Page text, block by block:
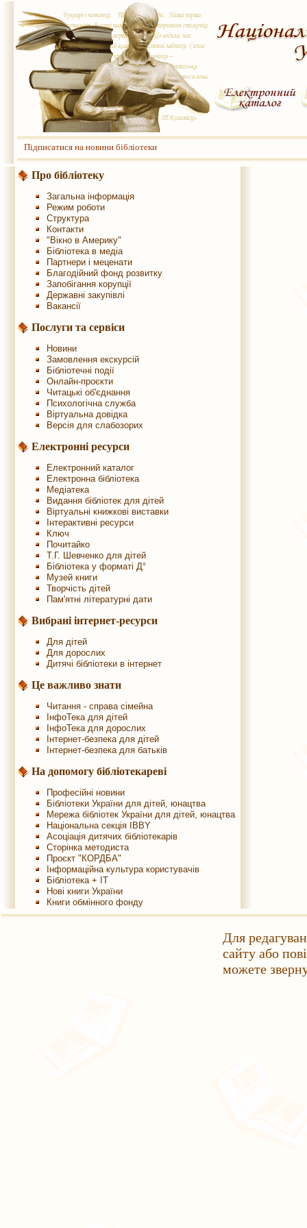
Підписатися на новини бібліотеки
Про бібліотеку
Загальна інформація
Режим роботи
Структура
Контакти
"Вікно в Америку"
Бібліотека в медіа
Партнери і меценати
Благодійний фонд розвитку
Запобігання корупції
Державні закупівлі
Вакансії
Послуги та сервіси
Новини
Замовлення екскурсій
Бібліотечні події
Онлайн-проєкти
Читацькі об'єднання
Психологічна служба
Віртуальна довідка
Версія для слабозорих
Електронні ресурси
Електронний каталог
Електронна бібліотека
Медіатека
Видання бібліотек для дітей
Віртуальні книжкові виставки
Інтерактивні ресурси
Ключ
Почитайко
Т.Г. Шевченко для дітей
Бібліотека у форматі Д°
Музей книги
Творчість дітей
Пам'ятні літературні дати
Вибрані інтернет-ресурси
Для дітей
Для дорослих
Дитячі бібліотеки в інтернет
Це важливо знати
Читання - справа сімейна
ІнфоТека для дітей
ІнфоТека для дорослих
Інтернет-безпека для дітей
Інтернет-безпека для батьків
На допомогу бібліотекареві
Професійні новини
Бібліотеки України для дітей, юнацтва
Мережа бібліотек України для дітей, юнацтва
Національна секція IBBY
Асоціація дитячих бібліотекарів
Сторінка методиста
Проєкт "КОРДБА"
Інформаційна культура користувачів
Бібліотека + IT
Нові книги України
Книги обмінного фонду
Для
сайту або
можете